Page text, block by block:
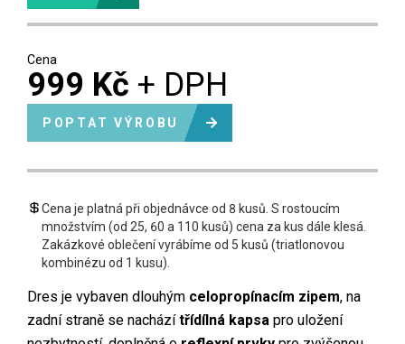
Cena
999 Kč + DPH
POPTAT VÝROBU
Cena je platná při objednávce od 8 kusů. S rostoucím
množstvím (od 25, 60 a 110 kusů) cena za kus dále klesá.
Zakázkové oblečení vyrábíme od 5 kusů (triatlonovou
kombinézu od 1 kusu).
Dres je vybaven dlouhým celopropínacím zipem, na
zadní straně se nacházítřídílná kapsa pro uložení